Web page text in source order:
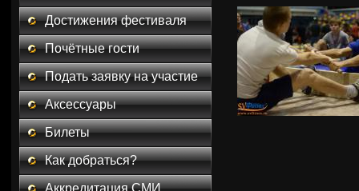
Достижения фестиваля
Почётные гости
Подать заявку на участие
Аксессуары
Билеты
Как добраться?
Аккредитация СМИ